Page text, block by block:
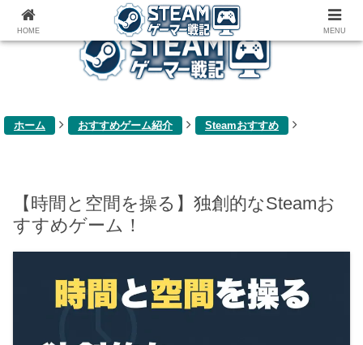
ゲーム関連雑記ブログ
ホーム おすすめゲーム紹介 Steamおすすめ
【時間と空間を操る】独創的なSteamお
すすめゲーム！
HOME MENU